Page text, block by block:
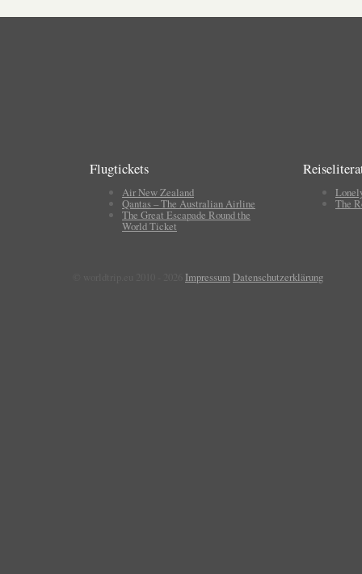
Flugtickets
Air New Zealand
Qantas – The Australian Airline
The Great Escapade Round the
World Ticket
The
Impressum Datenschutzerklärung